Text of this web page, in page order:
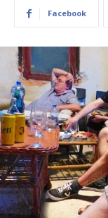
Facebook